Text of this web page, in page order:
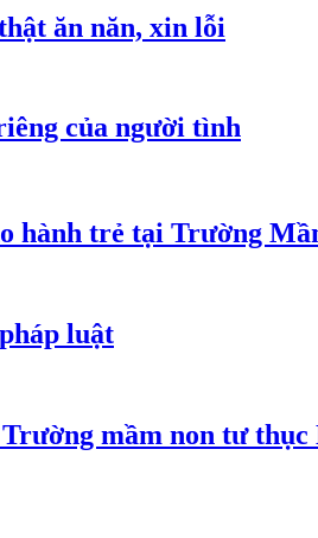
ăn năn, xin lỗi
của người tình
hành trẻ tại Trường
luật
mầm non tư thục